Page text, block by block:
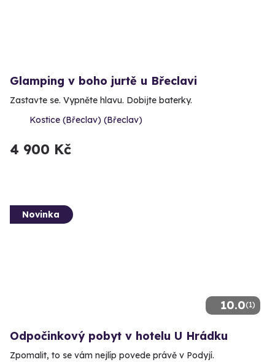
Glamping v boho jurtě u Břeclavi
Zastavte se. Vypněte hlavu. Dobijte baterky.
Kostice (Břeclav) (Břeclav)
4 900 Kč
10.0(1)
Novinka
Odpočinkový pobyt v hotelu U Hrádku
Zpomalit, to se vám nejlíp povede právě v Podyjí.